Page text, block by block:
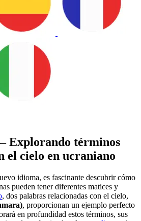
Explorando términos
el cielo en ucraniano
idioma, es fascinante descubrir cómo
pueden tener diferentes matices y
, dos palabras relacionadas con el cielo,
, proporcionan un ejemplo perfecto
en profundidad estos términos, sus